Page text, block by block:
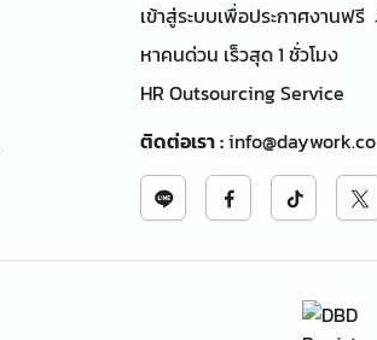
เข้าสู่ระบบเพื่อประกาศงานฟรี
หาคนด่วน เร็วสุด 1 ชั่วโมง
HR Outsourcing Service
ติดต่อเรา:info@daywork.co